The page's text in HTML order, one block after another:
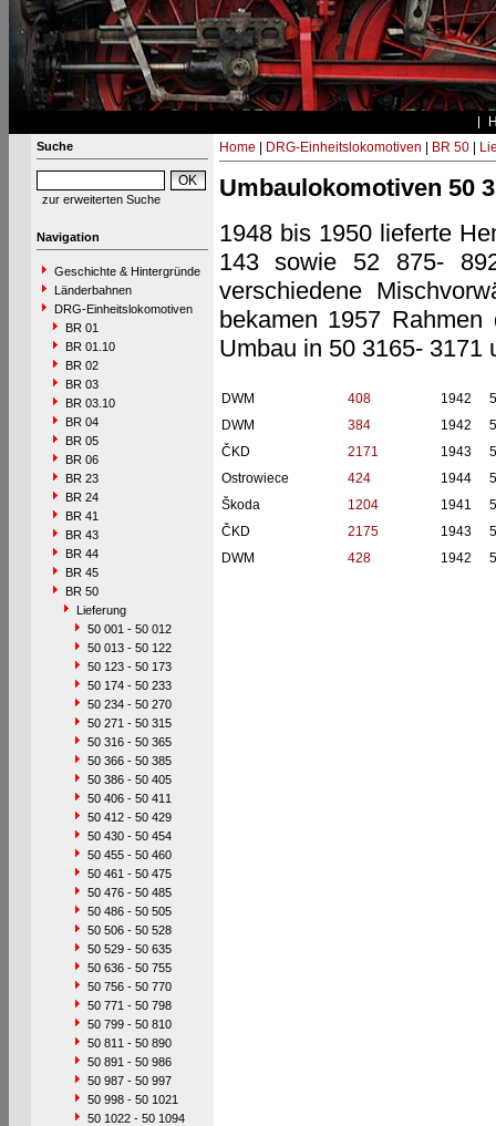
Suche
zur erweiterten Suche
Navigation
Geschichte & Hintergründe
Länderbahnen
DRG-Einheitslokomotiven
BR 01
BR 01.10
BR 02
BR 03
BR 03.10
BR 04
BR 05
BR 06
BR 23
BR 24
BR 41
BR 43
BR 44
BR 45
BR 50
Lieferung
50 001 - 50 012
50 013 - 50 122
50 123 - 50 173
50 174 - 50 233
50 234 - 50 270
50 271 - 50 315
50 316 - 50 365
50 366 - 50 385
50 386 - 50 405
50 406 - 50 411
50 412 - 50 429
50 430 - 50 454
50 455 - 50 460
50 461 - 50 475
50 476 - 50 485
50 486 - 50 505
50 506 - 50 528
50 529 - 50 635
50 636 - 50 755
50 756 - 50 770
50 771 - 50 798
50 799 - 50 810
50 811 - 50 890
50 891 - 50 986
50 987 - 50 997
50 998 - 50 1021
50 1022 - 50 1094
Home DRG-Einheitslokomotiven BR 50|
Umbaulokomotiven 50
1948 bis 1950 lieferte
143 sowie 52 875-
verschiedene
bekamen 1957
Umbau in 50 3165- 3171
DWM 408 1942
DWM
384 1942
ČKD
2171 1943
Ostrowiece
424 1944
Škoda
1204 1941
ČKD
2175 1943
DWM
428 1942